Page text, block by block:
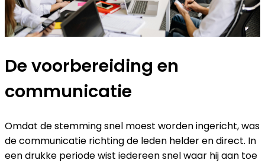
De voorbereiding en
communicatie
Omdat de stemming snel moest worden ingericht, was
de communicatie richting de leden helder en direct. In
een drukke periode wist iedereen snel waar hij aan toe